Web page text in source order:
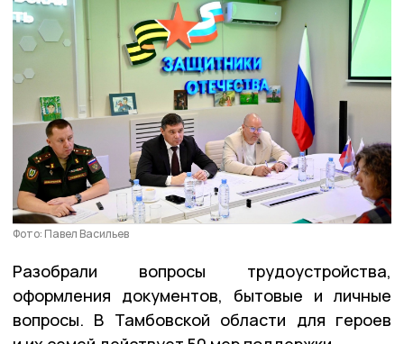
Фото: Павел Васильев
Разобрали вопросы трудоустройства,
оформления документов, бытовые и личные
вопросы. В Тамбовской области для героев